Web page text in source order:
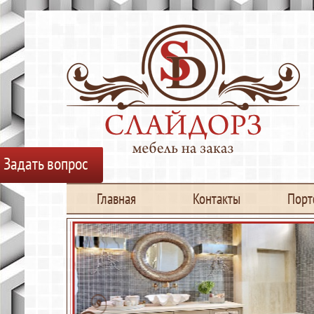
Главная
О нас
Контакты
Кухни
Задать вопрос